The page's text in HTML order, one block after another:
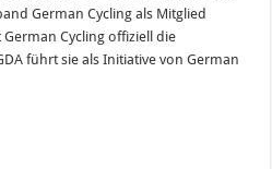
German Cycling als Mitglied
Cycling offiziell die
führt sie als Initiative von German